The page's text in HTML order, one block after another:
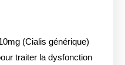
(Cialis générique)
traiter la dysfonction